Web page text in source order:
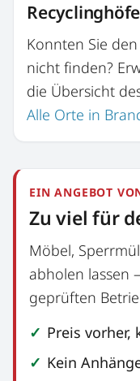
Konnten Sie
nicht finden?
die Übersicht
Alle Orte in
EIN ANGEBOT
Zu viel für
Möbel,
abholen lassen
geprüften
Preis vorher,
Kein